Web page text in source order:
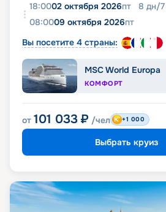
18:0002 октября 2026пт 8 дн/7
08:0009 октября 2026пт
Вы посетите 4 страны:
MSC World Europa
КОМФОРТ
от 101 033 ₽ /чел +1 000
Выбрать круиз